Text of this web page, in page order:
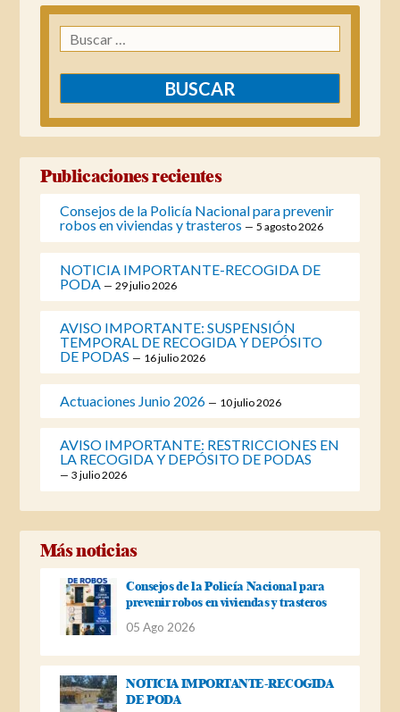
Buscar:
Publicaciones recientes
Consejos de la Policía Nacional para prevenir
robos en viviendas y trasteros
5 agosto 2026
NOTICIA IMPORTANTE-RECOGIDA DE
PODA
29 julio 2026
AVISO IMPORTANTE: SUSPENSIÓN
TEMPORAL DE RECOGIDA Y DEPÓSITO
DE PODAS
16 julio 2026
Actuaciones Junio 2026 10 julio 2026
AVISO IMPORTANTE: RESTRICCIONES EN
LA RECOGIDA Y DEPÓSITO DE PODAS
3 julio 2026
Más noticias
Consejos de la Policía Nacional para
prevenir robos en viviendas y trasteros
05 Ago 2026
NOTICIA IMPORTANTE-RECOGIDA
DE PODA